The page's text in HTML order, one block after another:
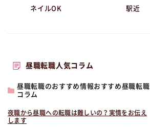
ネイルOK 駅近
昼職転職人気コラム
昼職転職のおすすめ情報おすすめ昼職転職
コラム
夜職から昼職への転職は難しいの？実情をお伝え
します